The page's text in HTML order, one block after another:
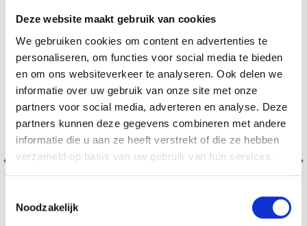
Deze website maakt gebruik van cookies
We gebruiken cookies om content en advertenties te
personaliseren, om functies voor social media te bieden
en om ons websiteverkeer te analyseren. Ook delen we
informatie over uw gebruik van onze site met onze
partners voor social media, adverteren en analyse. Deze
partners kunnen deze gegevens combineren met andere
informatie die u aan ze heeft verstrekt of die ze hebben
verzameld op basis van uw gebruik van hun services.
Noodzakelijk